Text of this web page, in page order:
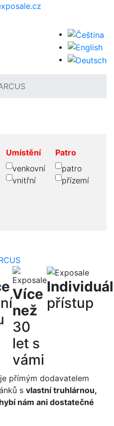
Umístění
venkovní
vnitřní
Patro
patro
přízemí
Více
než
30
let s
vámi
přístup
přímým dodavatelem
s vlastní truhlárnou,
nám ani dostatečné